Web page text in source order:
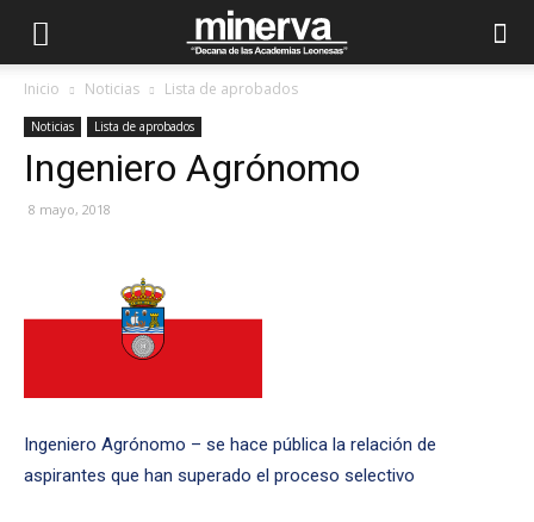
Inicio Noticias Lista de aprobados
Noticias Lista de aprobados
Ingeniero Agrónomo
8 mayo, 2018
Ingeniero Agrónomo – se hace pública la relación de
aspirantes que han superado el proceso selectivo